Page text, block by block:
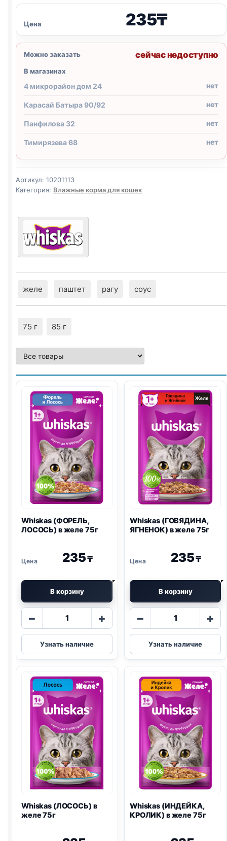
Цена 235₸
Можно заказать сейчас недоступно
В магазинах
4 микрорайон дом 24 нет
Карасай Батыра 90/92 нет
Панфилова 32 нет
Тимирязева 68 нет
Артикул: 10201113
Категория: Влажные корма для кошек
желе паштет рагу соус
75 г 85 г
Whiskas (ФОРЕЛЬ,
ЛОСОСЬ) в желе 75г
235₸
В корзину
−
Количество
Whiskas
(ФОРЕЛЬ,
ЛОСОСЬ)
желе
75г
+
Узнать наличие
Whiskas (ГОВЯДИНА,
ЯГНЕНОК) в желе 75г
235₸
В корзину
−
Количество
Whiskas
(ГОВЯДИНА,
ЯГНЕНОК)
желе
75г
+
Узнать наличие
Whiskas (ЛОСОСЬ) в
желе 75г
Whiskas (ИНДЕЙКА,
КРОЛИК) в желе 75г